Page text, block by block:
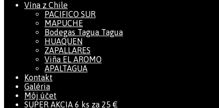
Vína z Chile
PACIFICO SUR
MAPUCHE
Bodegas Tagua Tagua
HUAQUEN
ZAPALLARES
Viña EL AROMO
APALTAGUA
Kontakt
Galéria
Môj účet
SUPER AKCIA 6 ks za 25 €